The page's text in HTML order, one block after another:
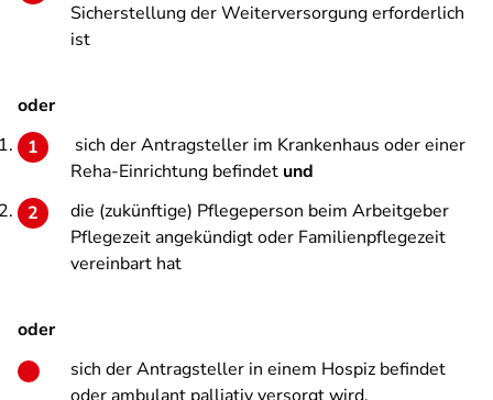
Sicherstellung der Weiterversorgung erforderlich
ist
oder
sich der Antragsteller im Krankenhaus oder einer
Reha-Einrichtung befindet und
die (zukünftige) Pflegeperson beim Arbeitgeber
Pflegezeit angekündigt oder Familienpflegezeit
vereinbart hat
oder
sich der Antragsteller in einem Hospiz befindet